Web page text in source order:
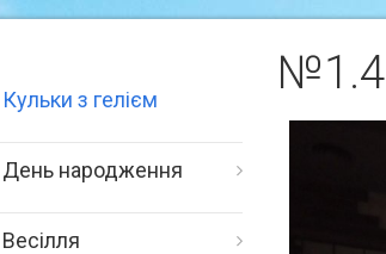
Кульки з гелієм
День народження
Весілля